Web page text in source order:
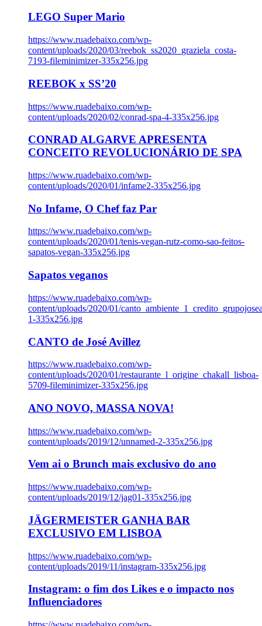
LEGO Super Mario
https://www.ruadebaixo.com/wp-
content/uploads/2020/03/reebok_ss2020_graziela_costa-
7193-fileminimizer-335x256.jpg
REEBOK x SS’20
https://www.ruadebaixo.com/wp-
content/uploads/2020/02/conrad-spa-4-335x256.jpg
CONRAD ALGARVE APRESENTA
CONCEITO REVOLUCIONÁRIO DE SPA
https://www.ruadebaixo.com/wp-
content/uploads/2020/01/infame2-335x256.jpg
No Infame, O Chef faz Par
https://www.ruadebaixo.com/wp-
content/uploads/2020/01/tenis-vegan-rutz-como-sao-feitos-
sapatos-vegan-335x256.jpg
Sapatos veganos
https://www.ruadebaixo.com/wp-
content/uploads/2020/01/
1-335x256.jpg
CANTO de José Avillez
https://www.ruadebaixo.com/wp-
content/uploads/2020/01/restaurante_l_origine_chakall_lisboa-
5709-fileminimizer-335x256.jpg
ANO NOVO, MASSA NOVA!
https://www.ruadebaixo.com/wp-
content/uploads/2019/12/unnamed-2-335x256.jpg
Vem ai o Brunch mais exclusivo do ano
https://www.ruadebaixo.com/wp-
content/uploads/2019/12/jag01-335x256.jpg
JÄGERMEISTER GANHA BAR
EXCLUSIVO EM LISBOA
https://www.ruadebaixo.com/wp-
content/uploads/2019/11/instagram-335x256.jpg
Instagram: o fim dos Likes e o impacto nos
Influenciadores